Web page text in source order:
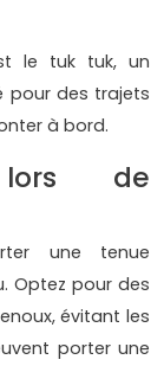
le tuk tuk, un
pour des trajets
à bord.
lors de
une tenue
Optez pour des
évitant les
porter une